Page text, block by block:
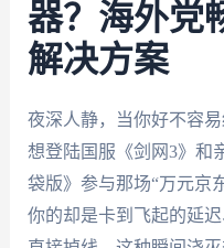
器？海外党
解决方案
夜深人静，当你好不容
想登陆国服《剑网3》和
袋版》参与那场“万元京
你的却是卡到飞起的延